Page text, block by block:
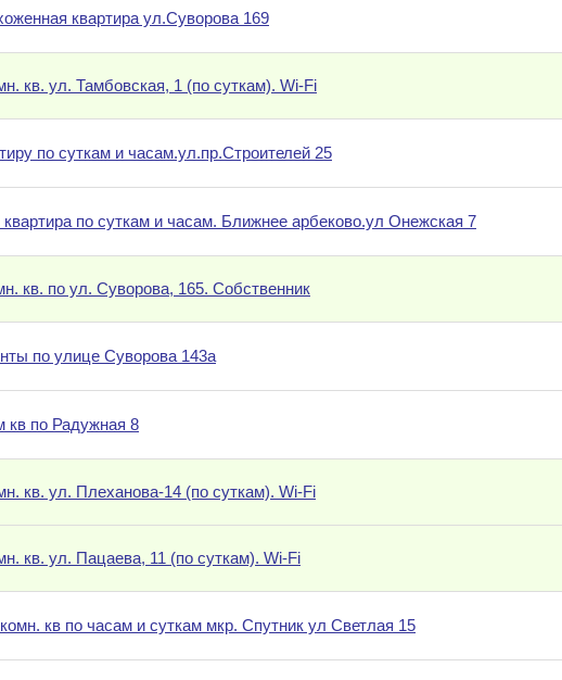
квартира ул.Суворова 169
кв. ул. Тамбовская, 1 (по суткам). Wi-Fi
по суткам и часам.ул.пр.Строителей 25
по суткам и часам. Ближнее арбеково.ул Онежская 7
кв. по ул. Суворова, 165. Собственник
по улице Суворова 143а
кв по Радужная 8
кв. ул. Плеханова-14 (по суткам). Wi-Fi
кв. ул. Пацаева, 11 (по суткам). Wi-Fi
кв по часам и суткам мкр. Спутник ул Светлая 15